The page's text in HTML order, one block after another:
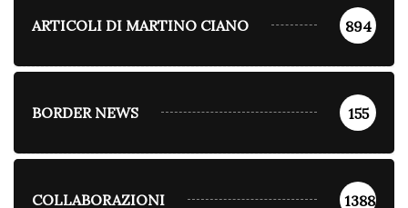
ARTICOLI DI MARTINO CIANO 894
BORDER NEWS 155
COLLABORAZIONI 1388